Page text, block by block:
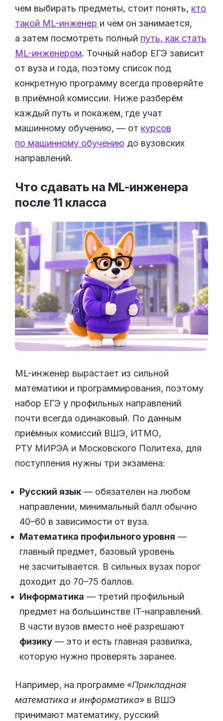
чем выбирать предметы, стоит понять, кто
такой ML-инженер и чем он занимается,
а затем посмотреть полный путь, как стать
ML-инженером. Точный набор ЕГЭ зависит
от вуза и года, поэтому список под
конкретную программу всегда проверяйте
в приёмной комиссии. Ниже разберём
каждый путь и покажем, где учат
машинному обучению, — от курсов
по машинному обучению до вузовских
направлений.
Что сдавать на ML-инженера
после 11 класса
ML-инженер вырастает из сильной
математики и программирования, поэтому
набор ЕГЭ у профильных направлений
почти всегда одинаковый. По данным
приёмных комиссий ВШЭ, ИТМО,
РТУ МИРЭА и Московского Политеха, для
поступления нужны три экзамена:
Русский язык — обязателен на любом
направлении, минимальный балл обычно
40–60 в зависимости от вуза.
Математика профильного уровня —
главный предмет, базовый уровень
не засчитывается. В сильных вузах порог
доходит до 70–75 баллов.
Информатика — третий профильный
предмет на большинстве IT-направлений.
В части вузов вместо неё разрешают
физику — это и есть главная развилка,
которую нужно проверять заранее.
Например, на программе «Прикладная
математика и информатика» в ВШЭ
принимают математику, русский